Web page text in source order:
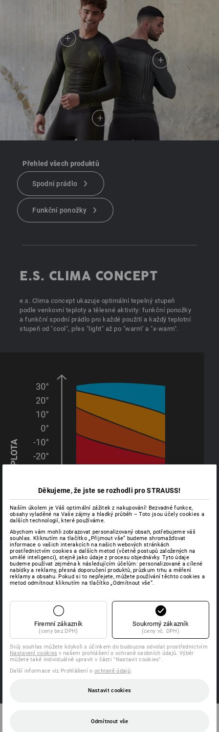
Přehled všech produktů
Spodní prádlo
Funkční ponožky
E.S. CLIMA CONCEPT
e.s. Clima concept ukazuje optimální tepelný stupeň
podle venkovní teploty a tělesné aktivity: funkční ponožky
a funkční spodní prádlo pro každé použití a každý teplotní
stupeň od "cool", přes "light" až po "warm" a "x-warm".
MATERIÁL
FIBERtwin® – základní vrstva
Funkčně silné lehké váhy skupiny FIBERtwin® BASIS udržují
tělo v suchu a aktivní – i při silné zátěži. Spodní vrstvu
funkční trička.
+ rychlý příjem a bezprostřední odvod vlhkost
Děkujeme, že jste se rozhodli pro STRAUSS!
Naším úkolem je Váš optimální zážitek z nakupování! Bezvadné funkce,
obsahy vyladěné na Vaše zájmy a hladký průběh – Toto jsou účely cookies a
dalších technologií, které používáme.
Abychom vám mohli zobrazovat personalizovaný obsah, potřebujeme váš
souhlas. Kliknutím na tlačítko „Přijmout vše“ budeme shromažďovat
informace o vašich interakcích na našich webových stránkách
prostřednictvím cookies a dalších metod (včetně postupů založených na
umělé inteligenci), stejně jako údaje z procesu objednávky. Tyto údaje
budeme používat zejména k následujícím účelům: personalizované a cílené
nabídky a reklamy, přesná doporučení produktů, průzkum trhu a měření
reklamy a obsahu. Pokud si to nepřejete, můžete používání těchto cookies a
metod odmítnout kliknutím na tlačítko „Odmítnout vše“.
Firemní zákazník
(ceny bez DPH)
Soukromý zákazník
(ceny vč. DPH)
Svůj souhlas můžete kdykoli s účinkem do budoucna odvolat prostřednictvím
Nastavení cookies v našem prohlášení o ochraně osobních údajů. Výběr
můžete také individuálně upravit v části "Nastavit cookies".
Další informace viz Prohlášení o ochraně údajů.
Nastavit cookies
Odmítnout vše